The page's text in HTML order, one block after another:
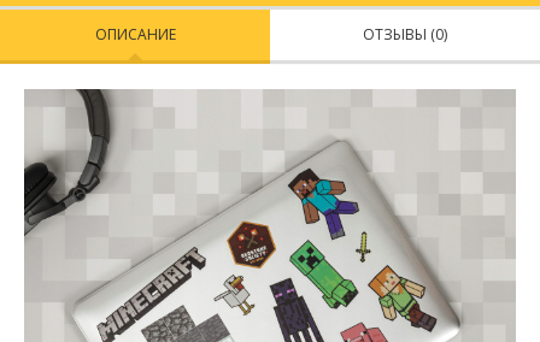
ОПИСАНИЕ ОТЗЫВЫ (0)